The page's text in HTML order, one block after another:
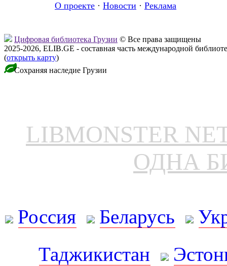
О проекте · Новости · Реклама
Цифровая библиотека Грузии © Все права защищены
2025-2026, ELIB.GE - составная часть международной
(открыть карту)
Сохраняя наследие Грузии
LIBMONSTER
ОДНА
Россия Беларусь
Таджикистан